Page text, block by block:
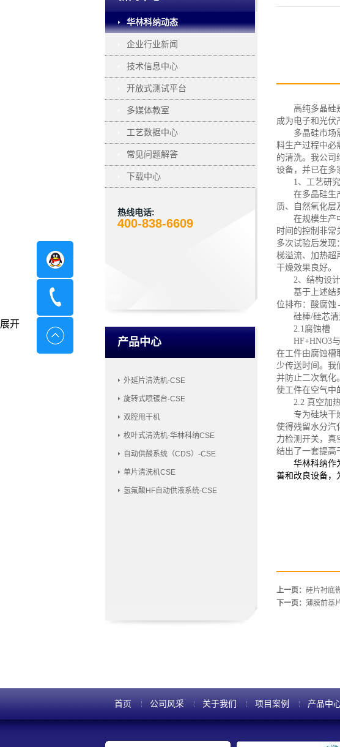
华林科纳动态
企业行业新闻
技术信息中心
开放式测试平台
多媒体教室
工艺数据中心
常见问题解答
下载中心
热线电话:
400-838-6609
产品中心
外延片清洗机-CSE
旋转式喷镀台-CSE
双腔甩干机
枚叶式清洗机-华林科纳CSE
自动供酸系统（CDS）-CSE
单片清洗机CSE
氢氟酸HF自动供液系统-CSE
高纯多晶硅
成为电子和光伏
多晶硅市场
料生产过程中必
的清洗。我公司
设备，并已在多
1、 工艺研究
在多晶硅生
质、自然氧化层
在规模生产
时间的控制非
多次试验后发现
梯溢流、加热超
干燥效果良好。
2、 结构设计
基于上述结
位排布：酸腐蚀
硅棒/硅芯
2.1腐蚀槽
HF+HNO3
在工件由腐蚀槽
少传送时间。我
并防止二次氧化
使工件在空气中
2.2 真空加
专为硅块干
使得残留水分汽
力检测开关，真
结出了一套提高
华林科纳作
善和改良设备，
上一页： 硅片衬底
下一页： 薄膜前基
首页 公司风采 关于我们 项目案例 产品中
在线咨询
展开